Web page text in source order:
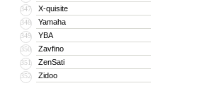
347 X-quisite
348 Yamaha
349 YBA
350 Zavfino
351 ZenSati
352 Zidoo